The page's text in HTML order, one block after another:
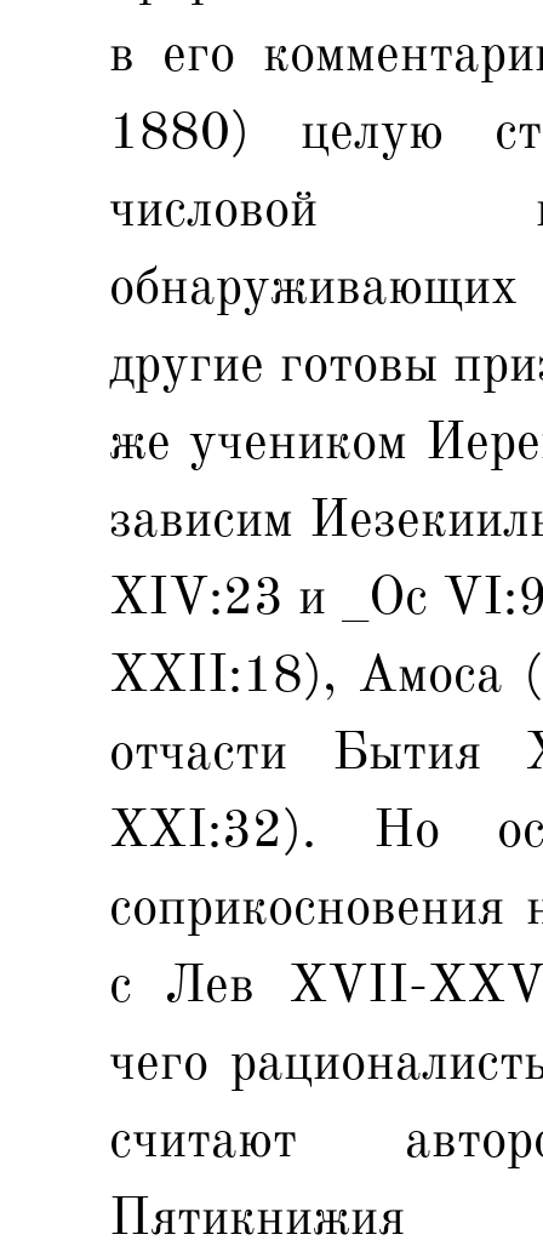
в его
1880) целую
числовой
другие готовы
же учеником
зависим
XIV:23 и _Ос
ХХII:18), Амоса
отчасти
XXI:32). Но
соприкосновения
с Лев XVII-
чего
считают
Пятикнижия